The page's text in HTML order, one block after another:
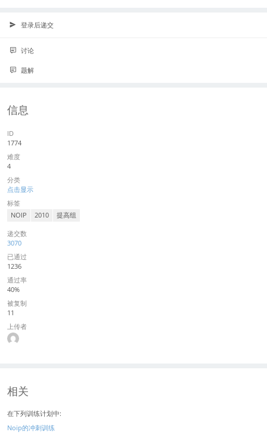
登录后递交
讨论
题解
信息
ID
1774
难度
4
分类
点击显示
标签
NOIP 2010 提高组
递交数
3070
已通过
1236
通过率
40%
被复制
11
上传者
相关
在下列训练计划中:
Noip的冲刺训练